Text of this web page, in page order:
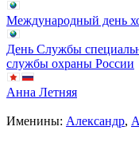
Международный день
День Службы
службы охраны России
Анна Летняя
Именины: Александр,